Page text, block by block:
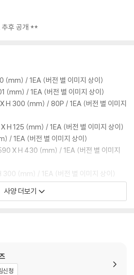
추후 공개 **
(mm) / 1EA (버전 별 이미지 상이)
(mm) / 1EA (버전 별 이미지 상이)
H 300 (mm) / 80P / 1EA (버전 별 이미지
H 125 (mm) / 1EA (버전 별 이미지 상이)
/ 1EA (버전 별 이미지 상이)
X H 430 (mm) / 1EA (버전 별 이미지
300 (mm) / 1EA (버전 별 이미지 상이)
X H 290 (mm) / 1EA
185 (mm) / 1EA (버전 별 이미지 상이)
55 X H 85 (mm) / RANDOM 2EA OUT
사양 더보기
신청